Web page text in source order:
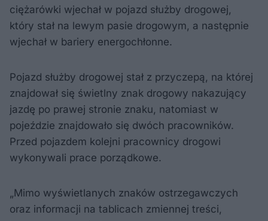
ciężarówki wjechał w pojazd służby drogowej,
który stał na lewym pasie drogowym, a następnie
wjechał w bariery energochłonne.
Pojazd służby drogowej stał z przyczepą, na której
znajdował się świetlny znak drogowy nakazujący
jazdę po prawej stronie znaku, natomiast w
pojeździe znajdowało się dwóch pracowników.
Przed pojazdem kolejni pracownicy drogowi
wykonywali prace porządkowe.
„Mimo wyświetlanych znaków ostrzegawczych
oraz informacji na tablicach zmiennej treści,